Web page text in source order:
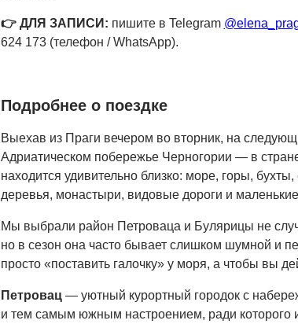
👉 ДЛЯ ЗАПИСИ: пишите в Telegram
624 173 (телефон / WhatsApp).
Подробнее о поездке
Выехав из Праги вечером во вторник, на
Адриатическом побережье Черногории — в
находится удивительно близко: море, горы,
деревья, монастыри, видовые дороги и
Мы выбрали район Петроваца и Булярицы не
но в сезон она часто бывает слишком шумной и
просто «поставить галочку» у моря, а чтобы вы
Петровац— уютный курортный городок с
и тем самым южным настроением, ради которого